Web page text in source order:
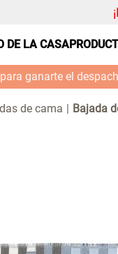
DE LA CASA
ganarte el
de cama Bajada